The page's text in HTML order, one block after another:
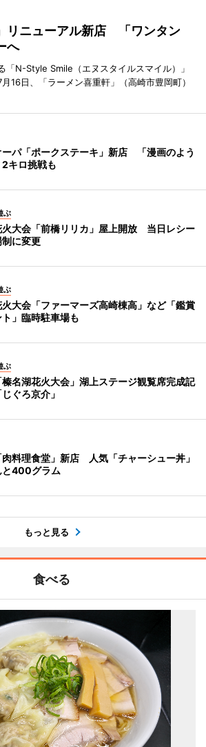
リニューアル新店 「ワンタン
へ
「N-Style Smile（エヌスタイルスマイル）」
月16日、「ラーメン喜重軒」（高崎市豊岡町）
ーパ「ポークステーキ」新店 「漫画のよう
キロ挑戦も
ぶ
火大会「前橋リリカ」屋上開放 当日レシー
制に変更
ぶ
大会「ファーマーズ高崎棟高」など「鑑賞
ト」臨時駐車場も
ぶ
名湖花火大会」湖上ステージ観覧席完成記
ぐろ京介」
料理食堂」新店 人気「チャーシュー丼」
と400グラム
もっと見る
食べる